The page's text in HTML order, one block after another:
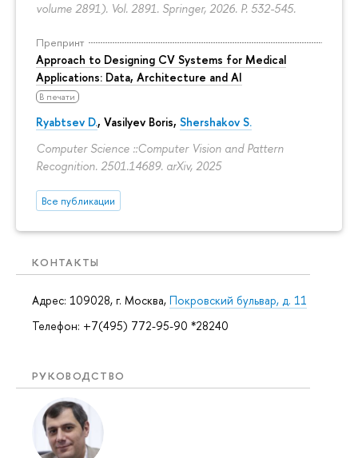
volume 2891). Vol. 2891. Springer, 2026. P. 532-545.
Препринт
Approach to Designing CV Systems for Medical
Applications: Data, Architecture and AI
В печати
Ryabtsev D., Vasilyev Boris, Shershakov S.
Computer Science ::Computer Vision and Pattern
Recognition. 2501.14689. arXiv, 2025
Все публикации
КОНТАКТЫ
Адрес: 109028, г. Москва, Покровский бульвар, д. 11
Телефон: +7(495) 772-95-90 *28240
РУКОВОДСТВО